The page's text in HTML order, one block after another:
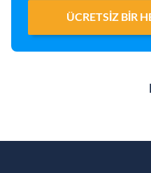
ÜCRETSIZ BIR